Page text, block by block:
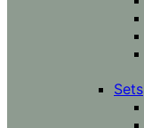
Sets